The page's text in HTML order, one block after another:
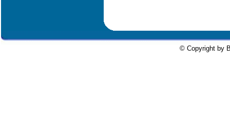
© Copyright by